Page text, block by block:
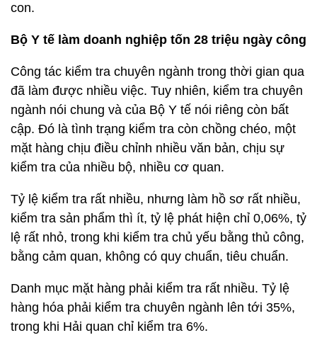
con.
Bộ Y tế làm doanh nghiệp tốn 28 triệu ngày công
Công tác kiểm tra chuyên ngành trong thời gian qua
đã làm được nhiều việc. Tuy nhiên, kiểm tra chuyên
ngành nói chung và của Bộ Y tế nói riêng còn bất
cập. Đó là tình trạng kiểm tra còn chồng chéo, một
mặt hàng chịu điều chỉnh nhiều văn bản, chịu sự
kiểm tra của nhiều bộ, nhiều cơ quan.
Tỷ lệ kiểm tra rất nhiều, nhưng làm hồ sơ rất nhiều,
kiểm tra sản phẩm thì ít, tỷ lệ phát hiện chỉ 0,06%, tỷ
lệ rất nhỏ, trong khi kiểm tra chủ yếu bằng thủ công,
bằng cảm quan, không có quy chuẩn, tiêu chuẩn.
Danh mục mặt hàng phải kiểm tra rất nhiều. Tỷ lệ
hàng hóa phải kiểm tra chuyên ngành lên tới 35%,
trong khi Hải quan chỉ kiểm tra 6%.